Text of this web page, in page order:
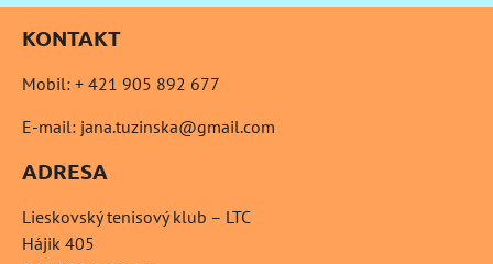
KONTAKT
Mobil: + 421 905 892 677
E-mail: jana.tuzinska@gmail.com
ADRESA
Lieskovský tenisový klub – LTC
Hájik 405